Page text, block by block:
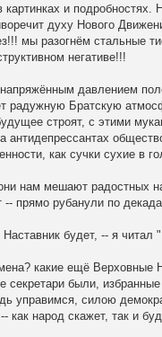
картинках и
духу Нового
мы разогнём стальные
негативе!!!
давлением
радужную Братскую
строят, с этими
антидепрессантах
как сучки сухие в
нам мешают радостных
прямо рубанули по
будет, -- я
какие ещё Верховные
секретари были,
управимся, силою
народ скажет, так и